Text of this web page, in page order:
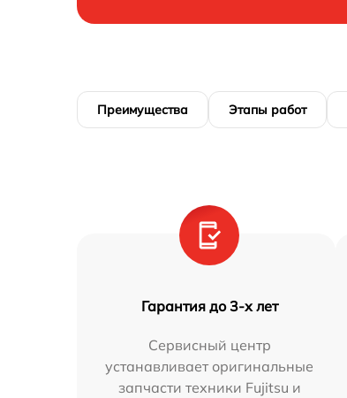
Преимущества Этапы работ
Гарантия до 3-х лет
Сервисный центр
устанавливает оригинальные
запчасти техники Fujitsu и